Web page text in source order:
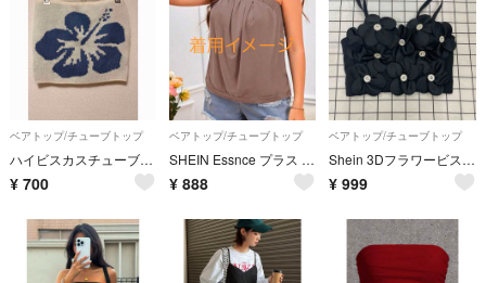
ベアトップ/チューブトップ
ハイビスカスチューブトップ♡M♡ギャル
¥ 700
ベアトップ/チューブトップ
SHEIN Essnce プラス 無地柄 チューブトップ
¥ 888
ベアトップ/チューブトップ
Shein 3Dフラワービスチェトップス ロ66
¥ 999